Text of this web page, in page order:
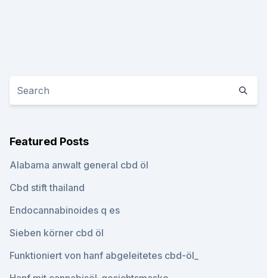
Featured Posts
Alabama anwalt general cbd öl
Cbd stift thailand
Endocannabinoides q es
Sieben körner cbd öl
Funktioniert von hanf abgeleitetes cbd-öl_